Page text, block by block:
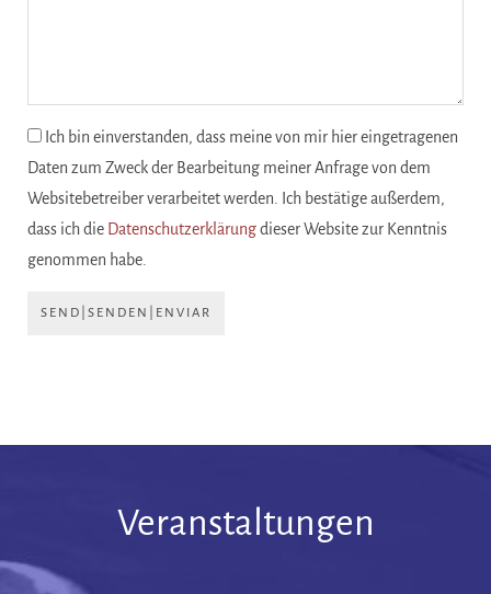
Ich bin einverstanden, dass meine von mir hier eingetragenen
Daten zum Zweck der Bearbeitung meiner Anfrage von dem
Websitebetreiber verarbeitet werden. Ich bestätige außerdem,
dass ich die Datenschutzerklärungdieser Website zur Kenntnis
genommen habe.
SEND|SENDEN|ENVIAR
Veranstaltungen